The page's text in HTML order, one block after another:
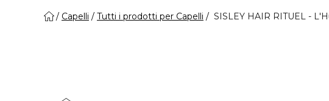
Capelli Tutti i prodotti per Capelli SISLEY HAIR RITUEL -